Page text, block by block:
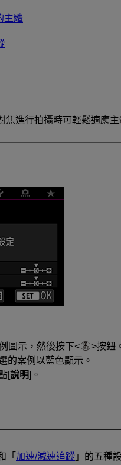
主體
焦進行拍攝時可輕鬆適應
圖示，然後按下
按鈕
的案例以藍色顯示。
[說明]。
「 加速/減速追蹤 」的五種